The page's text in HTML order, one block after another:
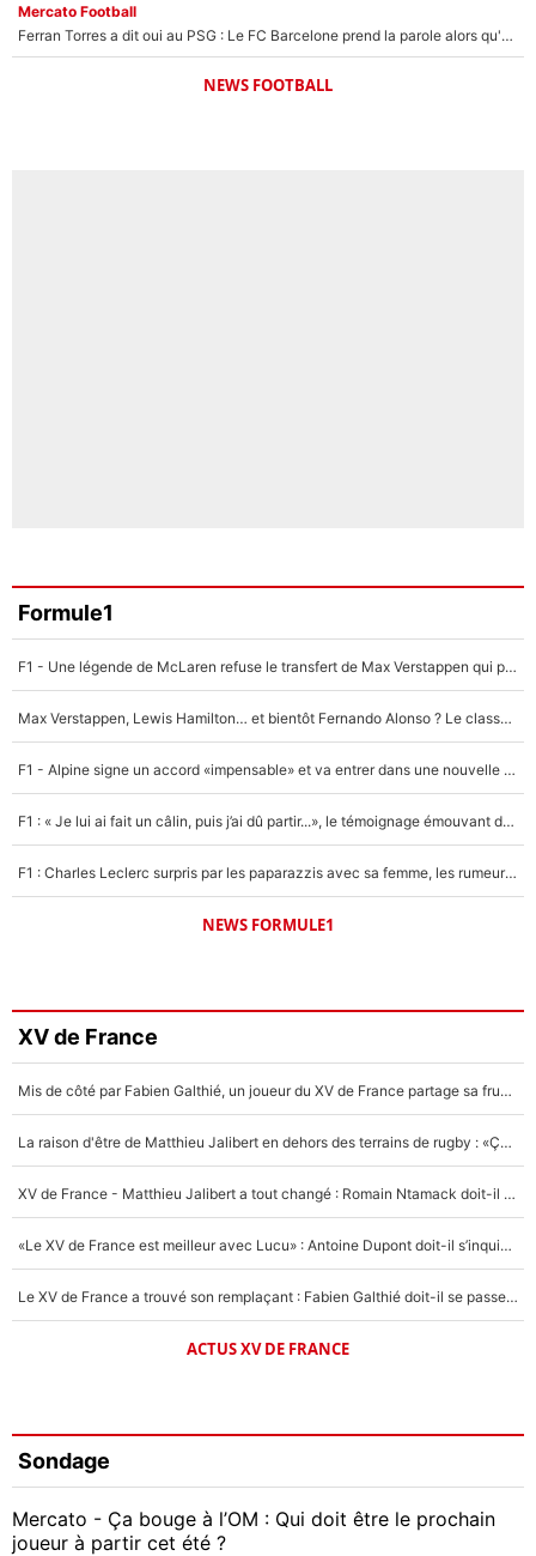
Mercato Football
Ferran Torres a dit oui au PSG : Le FC Barcelone prend la parole alors qu'un transfert de l'attaquant espagnol prend forme
NEWS FOOTBALL
Formule1
F1 - Une légende de McLaren refuse le transfert de Max Verstappen qui pourrait «faire des vagues» et plomber l'ambiance dans l'équipe
Max Verstappen, Lewis Hamilton… et bientôt Fernando Alonso ? Le classement des pilotes les mieux payés en Formule 1 risque de changer !
F1 - Alpine signe un accord «impensable» et va entrer dans une nouvelle dimension : Grande nouvelle pour Pierre Gasly !
F1 : « Je lui ai fait un câlin, puis j’ai dû partir...», le témoignage émouvant de Max Verstappen sur sa fille
F1 : Charles Leclerc surpris par les paparazzis avec sa femme, les rumeurs étaient vraies !
NEWS FORMULE1
XV de France
Mis de côté par Fabien Galthié, un joueur du XV de France partage sa frustration : «ils ne me l’ont pas dit tout de suite»
La raison d'être de Matthieu Jalibert en dehors des terrains de rugby : «Ça m'atteint autant que si tu touches à un membre de ma famille»
XV de France - Matthieu Jalibert a tout changé : Romain Ntamack doit-il s’inquiéter pour sa place à un an de la Coupe du monde ?
«Le XV de France est meilleur avec Lucu» : Antoine Dupont doit-il s’inquiéter pour sa place ?
Le XV de France a trouvé son remplaçant : Fabien Galthié doit-il se passer d'Antoine Dupont ?
ACTUS XV DE FRANCE
Sondage
Mercato - Ça bouge à l’OM : Qui doit être le prochain
joueur à partir cet été ?